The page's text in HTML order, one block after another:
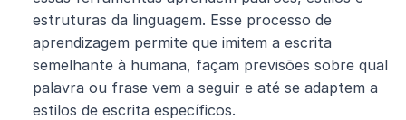
estruturas da linguagem. Esse processo de
aprendizagem permite que imitem a escrita
semelhante à humana, façam previsões sobre qual
palavra ou frase vem a seguir e até se adaptem a
estilos de escrita específicos.